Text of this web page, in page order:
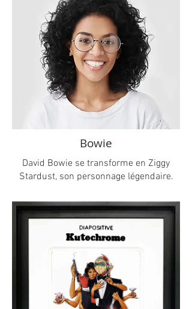
Bowie
David Bowie se transforme en Ziggy
Stardust, son personnage légendaire.